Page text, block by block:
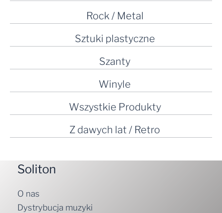
Rock / Metal
Sztuki plastyczne
Szanty
Winyle
Wszystkie Produkty
Z dawych lat / Retro
Soliton
O nas
Dystrybucja muzyki